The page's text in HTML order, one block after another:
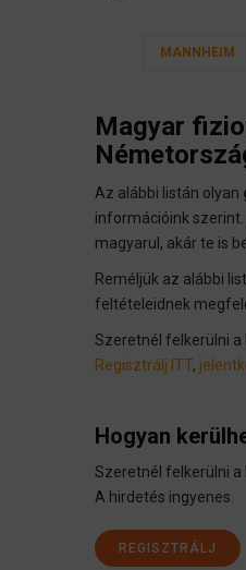
MANNHEIM
Magyar
Az alábbi listán olyan
információink
magyarul, akár te is
Reméljük az alábbi
feltételeidnek
Szeretnél felkerülni a
Regisztrálj ITT,
Hogyan
Szeretnél felkerülni a
A hirdetés ingyenes.
REGISZTRÁLJ